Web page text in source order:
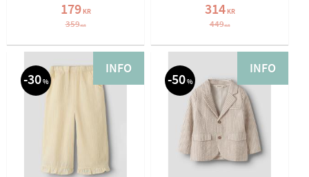
179KR
359KR
314KR
449KR
30%
INFO
50%
INFO